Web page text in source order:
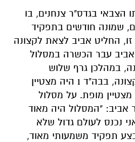
הצבאי בגדס"ר צנחנים, בו
שמונה חודשים בתפקיד
החליט אביב לצאת לקצונה
אביב עבר הכשרה במסלול
במהלכן גרף שלוש
הצטיינות: בהכנה לקצונה, בבה"ד 1 היה מצטיין
מופת. על מסלול
"המסלול היה מאוד
נכנס לעולם גדול שלא
תפקיד משמעותי מאוד,